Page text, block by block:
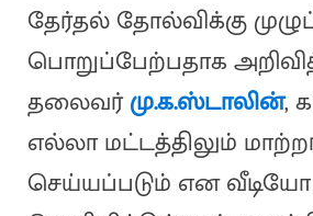
தேர்தல் தோல்விக்கு
பொறுப்பேற்பதாக
தலைவர்மு.க.ஸ்டாலின்,
எல்லா மட்டத்திலும்
செய்யப்படும் என வீடியோ